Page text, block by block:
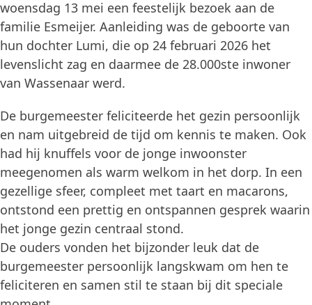
woensdag 13 mei een feestelijk bezoek aan de
familie Esmeijer. Aanleiding was de geboorte van
hun dochter Lumi, die op 24 februari 2026 het
levenslicht zag en daarmee de 28.000ste inwoner
van Wassenaar werd.
De burgemeester feliciteerde het gezin persoonlijk
en nam uitgebreid de tijd om kennis te maken. Ook
had hij knuffels voor de jonge inwoonster
meegenomen als warm welkom in het dorp. In een
gezellige sfeer, compleet met taart en macarons,
ontstond een prettig en ontspannen gesprek waarin
het jonge gezin centraal stond.
De ouders vonden het bijzonder leuk dat de
burgemeester persoonlijk langskwam om hen te
feliciteren en samen stil te staan bij dit speciale